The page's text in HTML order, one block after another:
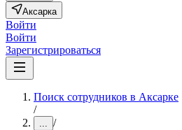
Аксарка
Войти
Войти
Зарегистрироваться
Поиск сотрудников в Аксарке
/
... /